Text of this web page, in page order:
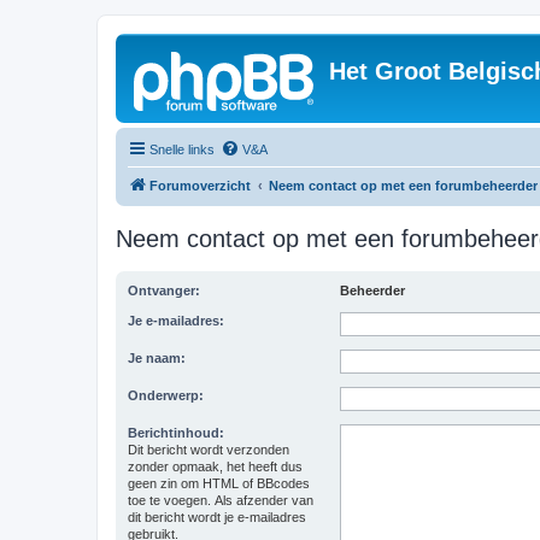
Het Groot
Snelle links V&A
Forumoverzicht Neem contact op met een forumbeheerder
Neem contact op met een
Ontvanger: Beheerder
Je e-mailadres:
Je naam:
Onderwerp:
Berichtinhoud:
Dit bericht wordt verzonden
zonder opmaak, het heeft dus
geen zin om HTML of BBcodes
toe te voegen. Als afzender van
dit bericht wordt je e-mailadres
gebruikt.